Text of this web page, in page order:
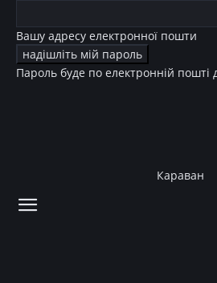
Вашу адресу електронної пошти
Пароль буде по електронній пошті
Караван